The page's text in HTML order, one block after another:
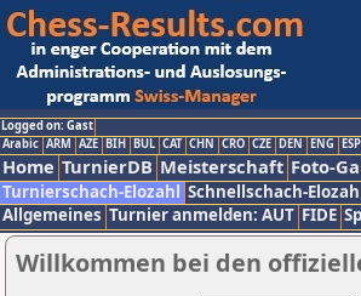
Logged on: Gast
Arabic ARM AZE BIH BUL CAT CHN CRO CZE DEN ENG ESP
Home TurnierDB Meisterschaft Foto-
Turnierschach-Elozahl Schnellschach-
Allgemeines Turnier anmelden: AUT FIDE
Willkommen bei den